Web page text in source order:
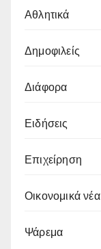
Αθλητικά
Δημοφιλείς
Διάφορα
Ειδήσεις
Επιχείρηση
Οικονομικά νέα
Ψάρεμα